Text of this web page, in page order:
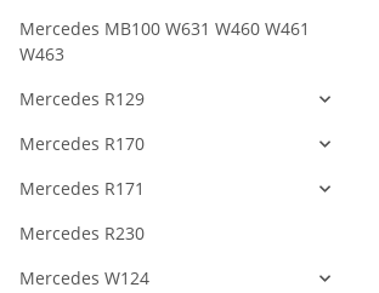
Mercedes MB100 W631 W460 W461
W463
Mercedes R129
Mercedes R170
Mercedes R171
Mercedes R230
Mercedes W124